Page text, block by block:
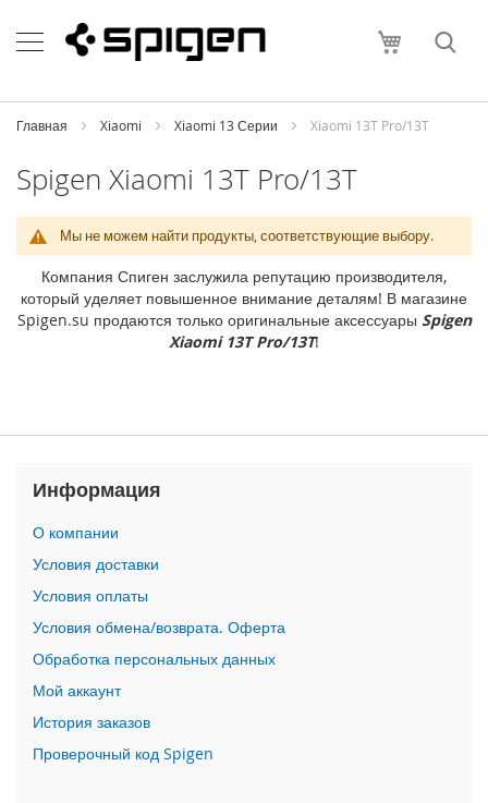
to
Content
Моя
h
o
i
P
h
e
1
M
P
h
o
n
e
1
7
P
r
o
i
Главная Xiaomi Xiaomi 13 Серии Xiaomi 13T Pro/13T
Spigen Xiaomi 13T Pro/13T
Мы не можем найти продукты, соответствующие выбору.
Компания Спиген заслужила репутацию производителя,
который уделяет повышенное внимание деталям! В магазине
Spigen.su продаются только оригинальные аксессуары Spigen
Xiaomi 13T Pro/13T!
Информация
О компании
Условия доставки
Условия оплаты
Условия обмена/возврата. Оферта
Обработка персональных данных
Мой аккаунт
История заказов
Проверочный код Spigen